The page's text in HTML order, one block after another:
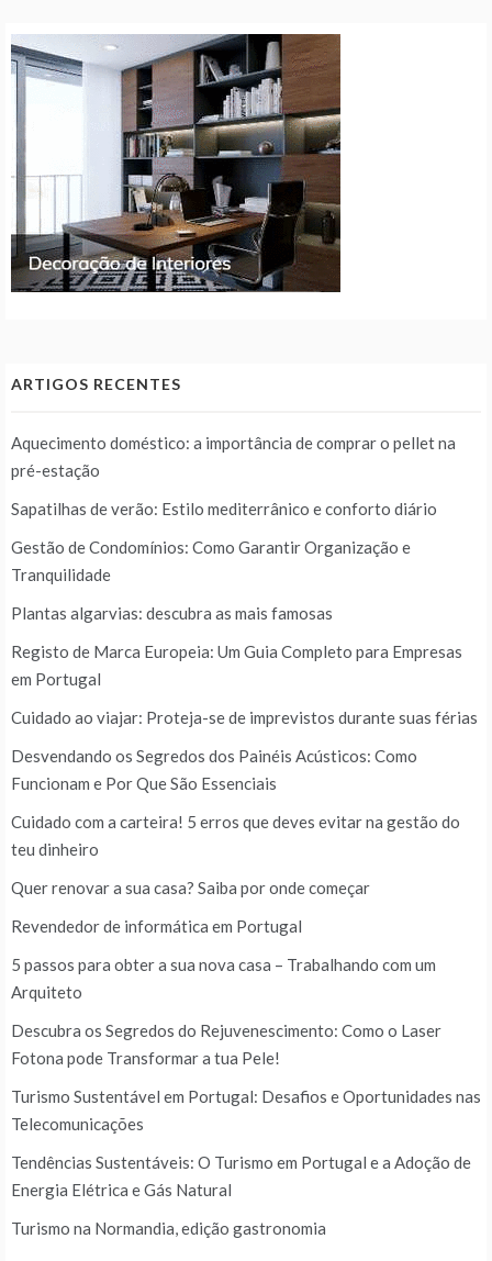
ARTIGOS RECENTES
Aquecimento doméstico: a importância de comprar o pellet na
pré-estação
Sapatilhas de verão: Estilo mediterrânico e conforto diário
Gestão de Condomínios: Como Garantir Organização e
Tranquilidade
Plantas algarvias: descubra as mais famosas
Registo de Marca Europeia: Um Guia Completo para Empresas
em Portugal
Cuidado ao viajar: Proteja-se de imprevistos durante suas férias
Desvendando os Segredos dos Painéis Acústicos: Como
Funcionam e Por Que São Essenciais
Cuidado com a carteira! 5 erros que deves evitar na gestão do
teu dinheiro
Quer renovar a sua casa? Saiba por onde começar
Revendedor de informática em Portugal
5 passos para obter a sua nova casa – Trabalhando com um
Arquiteto
Descubra os Segredos do Rejuvenescimento: Como o Laser
Fotona pode Transformar a tua Pele!
Turismo Sustentável em Portugal: Desafios e Oportunidades nas
Telecomunicações
Tendências Sustentáveis: O Turismo em Portugal e a Adoção de
Energia Elétrica e Gás Natural
Turismo na Normandia, edição gastronomia